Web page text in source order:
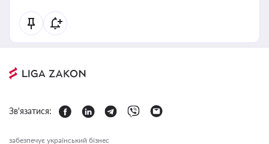
Зв'язатися:
забезпечує український бізнес